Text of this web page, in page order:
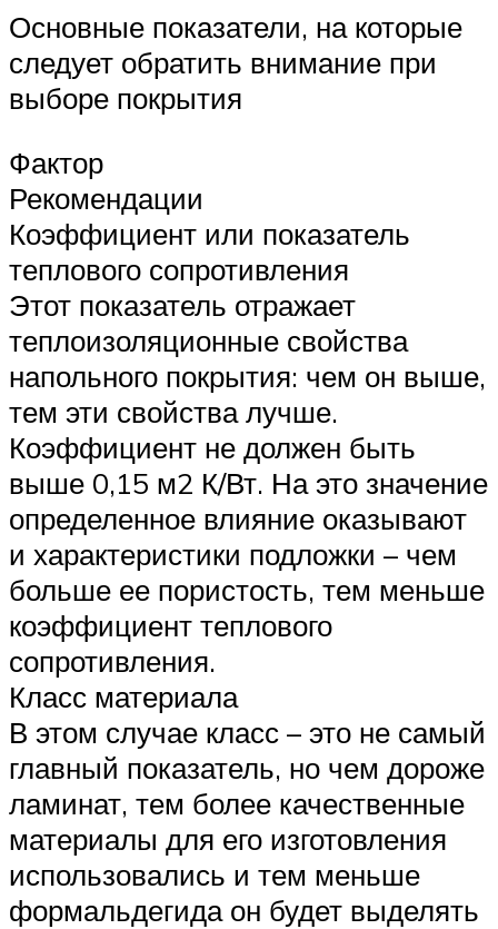
Основные показатели, на которые
следует обратить внимание при
выборе покрытия
Фактор
Рекомендации
Коэффициент или показатель
теплового сопротивления
Этот показатель отражает
теплоизоляционные свойства
напольного покрытия: чем он выше,
тем эти свойства лучше.
Коэффициент не должен быть
выше 0,15 м2 К/Вт. На это значение
определенное влияние оказывают
и характеристики подложки – чем
больше ее пористость, тем меньше
коэффициент теплового
сопротивления.
Класс материала
В этом случае класс – это не самый
главный показатель, но чем дороже
ламинат, тем более качественные
материалы для его изготовления
использовались и тем меньше
формальдегида он будет выделять